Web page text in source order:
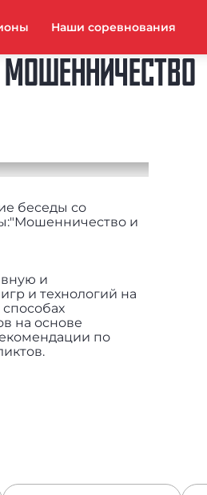
Наши соревнования
беседы со
и
и
и технологий на
на основе
по